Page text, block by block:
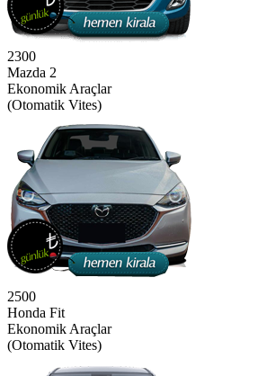
2300
Mazda 2
Ekonomik Araçlar
(Otomatik Vites)
2500
Honda Fit
Ekonomik Araçlar
(Otomatik Vites)